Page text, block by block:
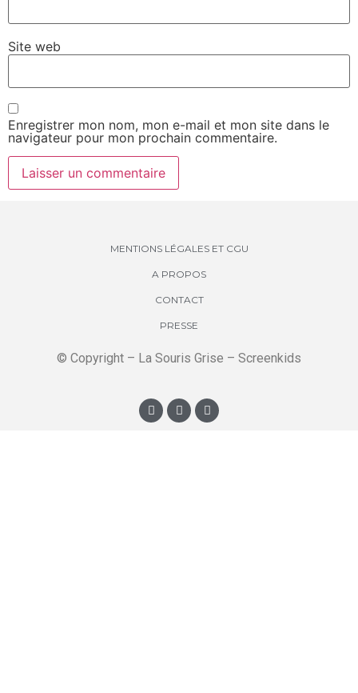
Site web
Enregistrer mon nom, mon e-mail et mon site dans le
navigateur pour mon prochain commentaire.
MENTIONS LÉGALES ET CGU
A PROPOS
CONTACT
PRESSE
© Copyright – La Souris Grise – Screenkids